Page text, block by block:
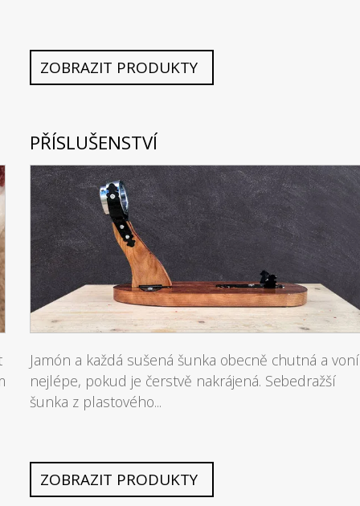
ZOBRAZIT PRODUKTY
PŘÍSLUŠENSTVÍ
Jamón a každá sušená šunka obecně chutná a voní
nejlépe, pokud je čerstvě nakrájená. Sebedražší
šunka z plastového...
ZOBRAZIT PRODUKTY